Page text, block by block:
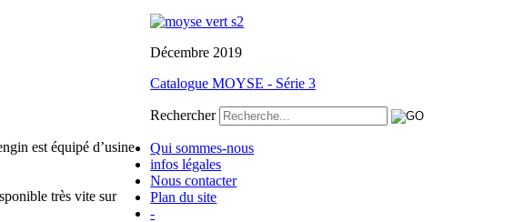
est équipé d’usine
très vite sur
Décembre 2019
Catalogue MOYSE - Série 3
Rechercher
Qui sommes-nous
infos légales
Nous contacter
Plan du site
-